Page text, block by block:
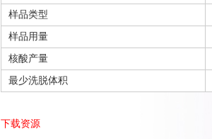
样品类型
样品用量
核酸产量
最少洗脱体积
下载资源